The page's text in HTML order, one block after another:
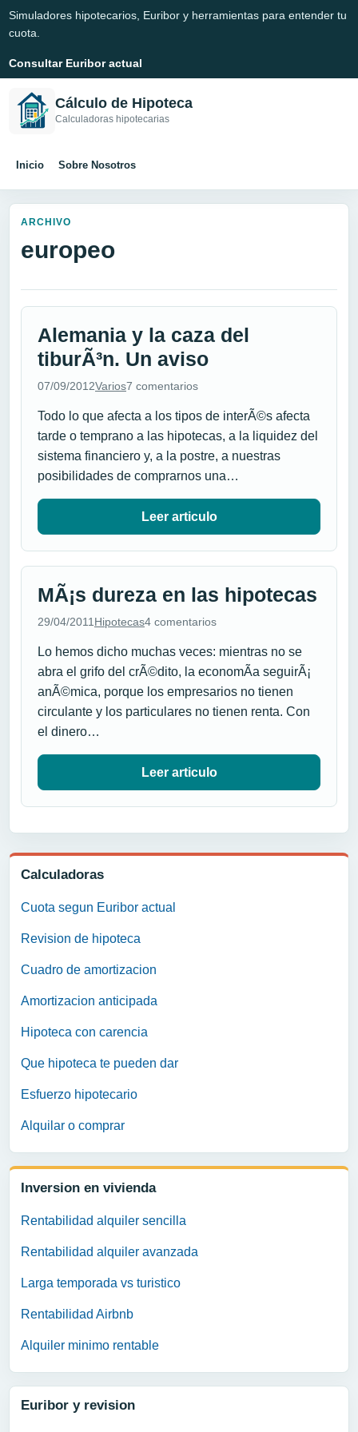
Simuladores hipotecarios, Euribor y herramientas para entender tu
cuota.
Consultar Euribor actual
Cálculo de Hipoteca
Calculadoras hipotecarias
Inicio Sobre Nosotros
Calculadoras
Cuota segun Euribor actual
Revision de hipoteca
Cuadro de amortizacion
Amortizacion anticipada
Hipoteca con carencia
Que hipoteca te pueden dar
Esfuerzo hipotecario
Alquilar o comprar
Inversion en vivienda
Rentabilidad alquiler sencilla
Rentabilidad alquiler avanzada
Larga temporada vs turistico
Rentabilidad Airbnb
Alquiler minimo rentable
Euribor y revision
ARCHIVO
europeo
Alemania y la caza del
tiburÃ³n. Un aviso
07/09/2012Varios7 comentarios
Todo lo que afecta a los tipos de interÃ©s afecta
tarde o temprano a las hipotecas, a la liquidez del
sistema financiero y, a la postre, a nuestras
posibilidades de comprarnos una…
Leer articulo
MÃ¡s dureza en las hipotecas
29/04/2011 Hipotecas4 comentarios
Lo hemos dicho muchas veces: mientras no se
abra el grifo del crÃ©dito, la economÃ­a seguirÃ¡
anÃ©mica, porque los empresarios no tienen
circulante y los particulares no tienen renta. Con
el dinero…
Leer articulo